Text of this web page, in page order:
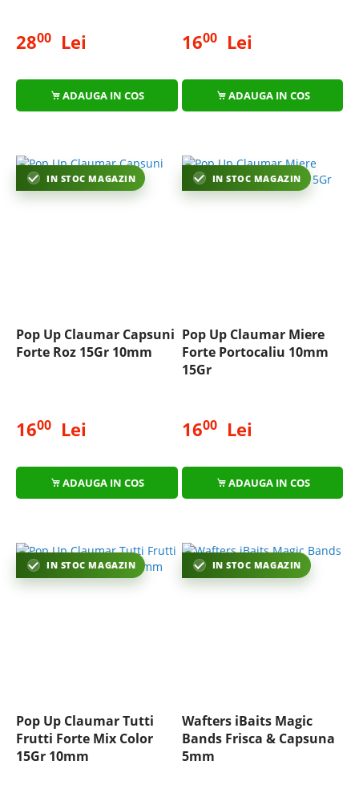
2800 Lei
ADAUGA IN COS
1600Lei
ADAUGA IN COS
IN STOC MAGAZIN
Pop Up Claumar Capsuni
Forte Roz 15Gr 10mm
1600 Lei
ADAUGA IN COS
IN STOC MAGAZIN
Pop Up Claumar Miere
Forte Portocaliu 10mm
15Gr
1600Lei
ADAUGA IN COS
IN STOC MAGAZIN
Pop Up Claumar Tutti
Frutti Forte Mix Color
15Gr 10mm
IN STOC MAGAZIN
Wafters iBaits Magic
Bands Frisca & Capsuna
5mm